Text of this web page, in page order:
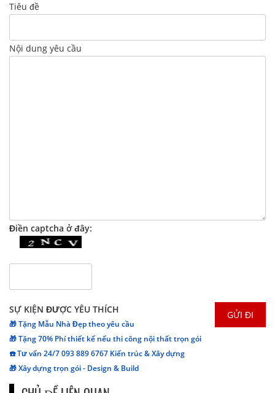
Tiêu đề
Nội dung yêu cầu
Điền captcha ở đây:
SỰ KIỆN ĐƯỢC YÊU THÍCH
🎁 Tặng Mẫu Nhà Đẹp theo yêu cầu
🎁 Tặng 70% Phí thiết kế nếu thi công nội thất trọn gói
☎️ Tư vấn 24/7 093 889 6767 Kiến trúc & Xây dựng
🎁 Xây dựng trọn gói - Design & Build